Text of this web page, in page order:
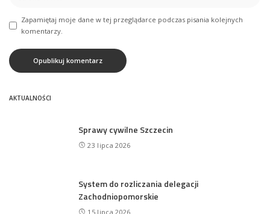
Zapamiętaj moje dane w tej przeglądarce podczas pisania kolejnych
komentarzy.
AKTUALNOŚCI
Sprawy cywilne Szczecin
23 lipca 2026
System do rozliczania delegacji
Zachodniopomorskie
15 lipca 2026